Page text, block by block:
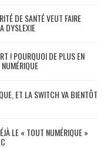
DE SANTÉ VEUT FAIRE
DYSLEXIE
! POURQUOI DE PLUS EN
ET LA SWITCH VA BIENTÔT
LE « TOUT NUMÉRIQUE »